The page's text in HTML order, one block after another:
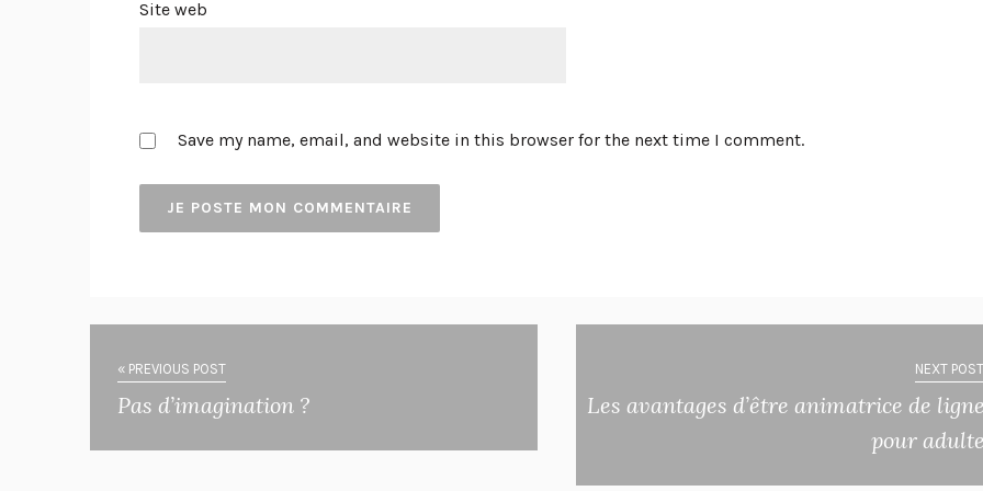
Site web
Save my name, email, and website in this browser for the next time I comment.
« PREVIOUS POST
Pas d’imagination ?
NEXT
Les avantages d’être animatrice de
pour